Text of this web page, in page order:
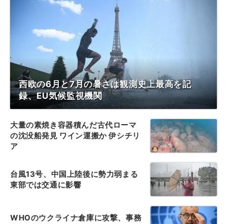
西欧の6月と7月の暑さは観測史上最高を記
録、EU気候監視機関
大量の素焼き容器積んだ古代ローマ
の沈没船発見 ワイン運搬か 伊シチリ
ア
台風13号、中国上陸後に勢力弱まる
東部では交通に影響
WHOのウクライナ倉庫に攻撃、事務